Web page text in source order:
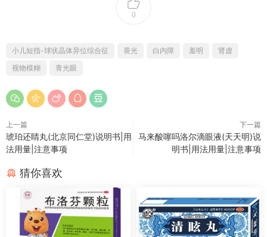
0
小儿短指-球状晶体异位综合征 畏光 白内障 羞明
肾虚
视物模糊
青光眼
上一篇
琥珀还睛丸(北京同仁堂)说明书|用
法用量|注意事项
下一篇
马来酸噻吗洛尔滴眼液(天天明)说
明书|用法用量|注意事项
猜你喜欢